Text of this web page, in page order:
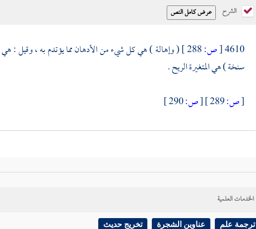
الشرح
4610
[ص:
( وإهالة ) هي كل شيء من الأدهان مما يؤتدم به ، وقيل :
سنخة ) هي المتغيرة الريح .
[ص: [ص:
الخدمات العلمية
ترجمة علم عناوين الشجرة تخريج حديث